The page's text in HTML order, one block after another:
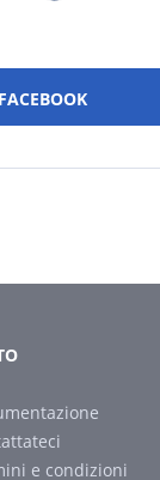
FACEBOOK
e condizioni